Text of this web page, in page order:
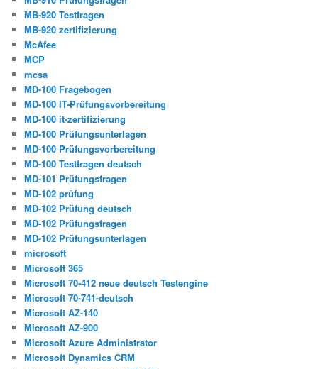
MB-920 Testfragen
MB-920 zertifizierung
McAfee
MCP
mcsa
MD-100 Fragebogen
MD-100 IT-Prüfungsvorbereitung
MD-100 it-zertifizierung
MD-100 Prüfungsunterlagen
MD-100 Prüfungsvorbereitung
MD-100 Testfragen deutsch
MD-101 Prüfungsfragen
MD-102 prüfung
MD-102 Prüfung deutsch
MD-102 Prüfungsfragen
MD-102 Prüfungsunterlagen
microsoft
Microsoft 365
Microsoft 70-412 neue deutsch Testengine
Microsoft 70-741-deutsch
Microsoft AZ-140
Microsoft AZ-900
Microsoft Azure Administrator
Microsoft Dynamics CRM